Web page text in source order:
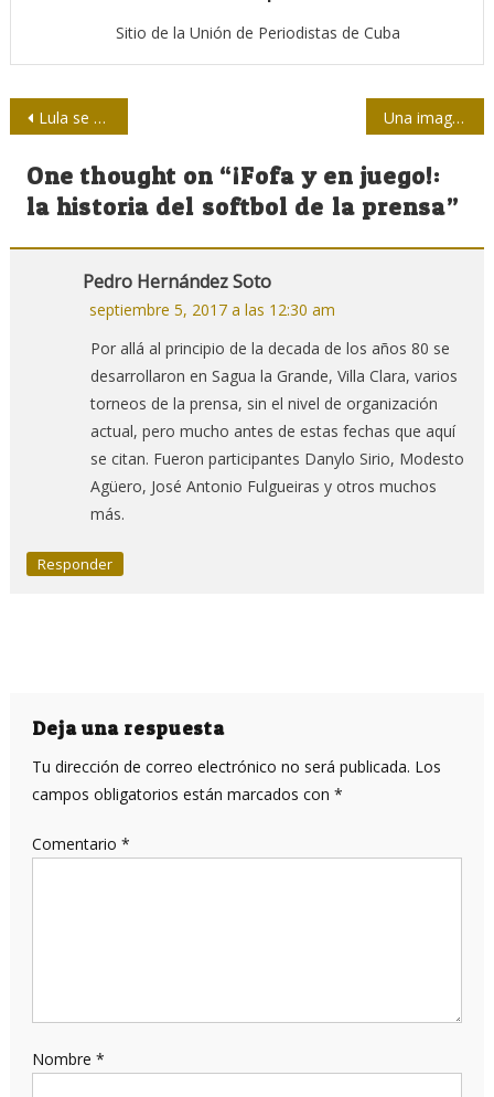
Sitio de la Unión de Periodistas de Cuba
Navegación
de
entradas
Lula se reúne con periodistas de medios alternativos en Brasil Una imagen inusual en el Malecón habanero
One thought on “¡Fofa y en juego!:
la historia del softbol de la prensa”
Pedro Hernández Soto
septiembre 5, 2017 a las 12:30 am
Por allá al principio de la decada de los años 80 se
desarrollaron en Sagua la Grande, Villa Clara, varios
torneos de la prensa, sin el nivel de organización
actual, pero mucho antes de estas fechas que aquí
se citan. Fueron participantes Danylo Sirio, Modesto
Agüero, José Antonio Fulgueiras y otros muchos
más.
Responder
Deja una respuesta
Tu dirección de correo electrónico no será publicada. Los
campos obligatorios están marcados con *
Comentario *
Nombre *